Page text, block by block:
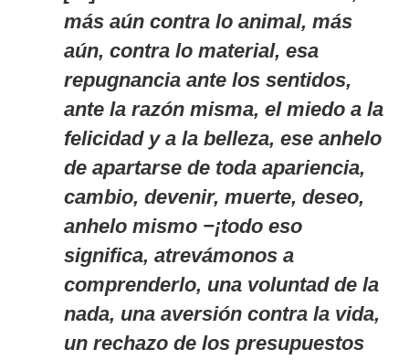
más aún contra lo animal, más
aún, contra lo material, esa
repugnancia ante los sentidos,
ante la razón misma, el miedo a la
felicidad y a la belleza, ese anhelo
de apartarse de toda apariencia,
cambio, devenir, muerte, deseo,
anhelo mismo −¡todo eso
significa, atrevámonos a
comprenderlo, una voluntad de la
nada, una aversión contra la vida,
un rechazo de los presupuestos